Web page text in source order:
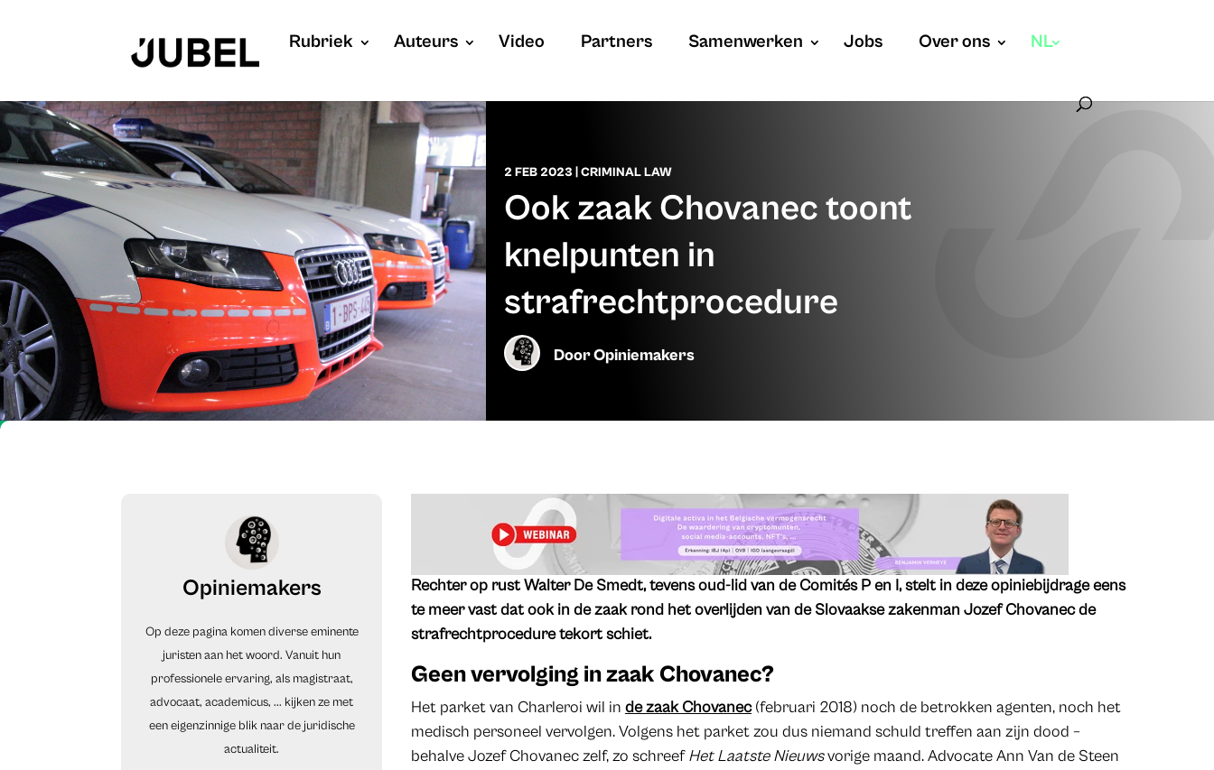
Rubriek Auteurs Video Partners Samenwerken Jobs Over ons NL
2 FEB 2023 CRIMINAL LAW
Ook zaak Chovanec toont
knelpunten in
strafrechtprocedure
DoorOpiniemakers
Opiniemakers
Op deze pagina komen diverse eminente
juristen aan het woord. Vanuit hun
professionele ervaring, als magistraat,
advocaat, academicus, ... kijken ze met
een eigenzinnige blik naar de juridische
actualiteit.
Rechter op rust Walter De Smedt, tevens oud-lid van de Comités P en I, stelt in deze opiniebijdrage eens
te meer vast dat ook in de zaak rond het overlijden van de Slovaakse zakenman Jozef Chovanec de
strafrechtprocedure tekort schiet.
Geen vervolging in zaak Chovanec?
Het parket van Charleroi wil in de zaak Chovanec(februari 2018) noch de betrokken agenten, noch het
medisch personeel vervolgen. Volgens het parket zou dus niemand schuld treffen aan zijn dood –
behalve Jozef Chovanec zelf, zo schreefHet Laatste Nieuwsvorige maand. Advocate Ann Van de Steen